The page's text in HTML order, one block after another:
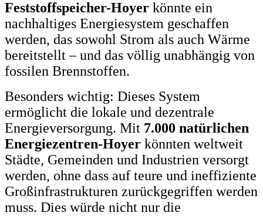
Feststoffspeicher-Hoyer könnte ein
nachhaltiges Energiesystem geschaffen
werden, das sowohl Strom als auch Wärme
bereitstellt – und das völlig unabhängig von
fossilen Brennstoffen.
Besonders wichtig: Dieses System
ermöglicht die lokale und dezentrale
Energieversorgung. Mit 7.000 natürlichen
Energiezentren-Hoyer könnten weltweit
Städte, Gemeinden und Industrien versorgt
werden, ohne dass auf teure und ineffiziente
Großinfrastrukturen zurückgegriffen werden
muss. Dies würde nicht nur die